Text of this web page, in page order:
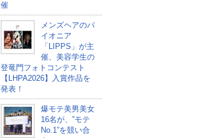
催
メンズヘアのパ
イオニア
「LIPPS」が主
催、美容学生の
登竜門フォトコンテスト
【LHPA2026】入賞作品を
発表！
爆モテ美男美女
16名が、‟モテ
No.1”を競い合